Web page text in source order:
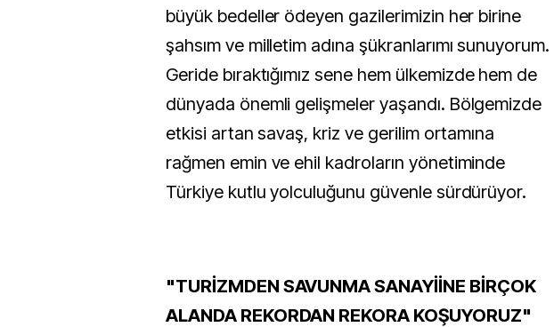
büyük bedeller ödeyen gazilerimizin her birine
şahsım ve milletim adına şükranlarımı sunuyorum.
Geride bıraktığımız sene hem ülkemizde hem de
dünyada önemli gelişmeler yaşandı. Bölgemizde
etkisi artan savaş, kriz ve gerilim ortamına
rağmen emin ve ehil kadroların yönetiminde
Türkiye kutlu yolculuğunu güvenle sürdürüyor.
"TURİZMDEN SAVUNMA SANAYİİNE BİRÇOK
ALANDA REKORDAN REKORA KOŞUYORUZ"